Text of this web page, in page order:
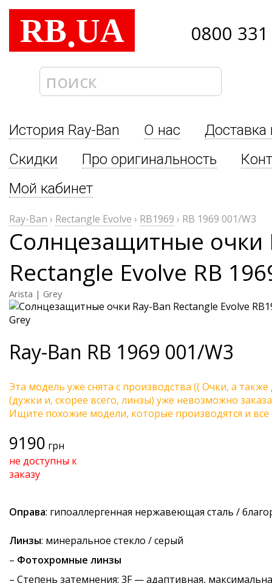
RB.UA 0800
История Ray-Ban О нас
Доставка
Скидки
Про оригинальность
Мой кабинет
Ray-Ban › Rectangle Evolve › RB1969 › RB 1969 001/W3
Солнцезащитные очки
Rectangle Evolve RB
Arista | Grey
Ray-Ban RB 1969 001/W3
Эта модель уже снята с производства (( Очки, а
(дужки и, скорее всего, линзы) уже невозможно
Ищите похожие модели, которые производятся и
9190 грн
не доступны к
заказу
Оправа: гипоаллергенная нержавеющая сталь /
Линзы: минеральное стекло / серый
– Фотохромные линзы
– Степень затемнения: 3F — адаптивная,